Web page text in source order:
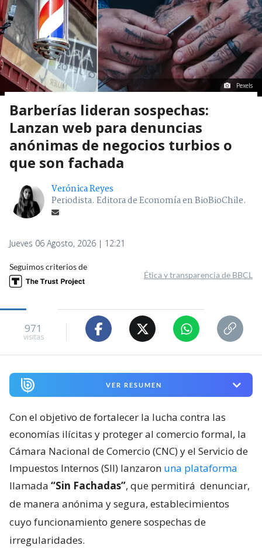
Pexels
Barberías lideran sospechas:
Lanzan web para denuncias
anónimas de negocios turbios o
que son fachada
Verónica Reyes
Periodista. Editora de Economía en BioBioChile.
Jueves 06 Agosto, 2026 | 12:21
Seguimos criterios de
Ética y transparencia de BBCL
971
visitas
VER RESUMEN
Con el objetivo de fortalecer la lucha contra las
economías ilícitas y proteger al comercio formal, la
Cámara Nacional de Comercio (CNC) y el Servicio de
Impuestos Internos (SII) lanzaron una plataforma
llamada “Sin Fachadas”, que permitirá denunciar,
de manera anónima y segura, establecimientos
cuyo funcionamiento genere sospechas de
irregularidades.